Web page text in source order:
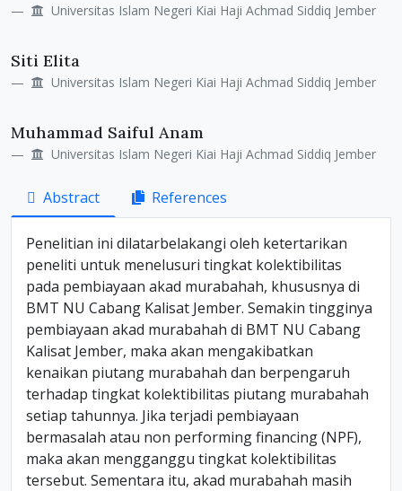
Universitas Islam Negeri Kiai Haji Achmad Siddiq Jember
Siti Elita
Universitas Islam Negeri Kiai Haji Achmad Siddiq Jember
Muhammad Saiful Anam
Universitas Islam Negeri Kiai Haji Achmad Siddiq Jember
Abstract References
Penelitian ini dilatarbelakangi oleh ketertarikan
peneliti untuk menelusuri tingkat kolektibilitas
pada pembiayaan akad murabahah, khususnya di
BMT NU Cabang Kalisat Jember. Semakin tingginya
pembiayaan akad murabahah di BMT NU Cabang
Kalisat Jember, maka akan mengakibatkan
kenaikan piutang murabahah dan berpengaruh
terhadap tingkat kolektibilitas piutang murabahah
setiap tahunnya. Jika terjadi pembiayaan
bermasalah atau non performing financing (NPF),
maka akan mengganggu tingkat kolektibilitas
tersebut. Sementara itu, akad murabahah masih